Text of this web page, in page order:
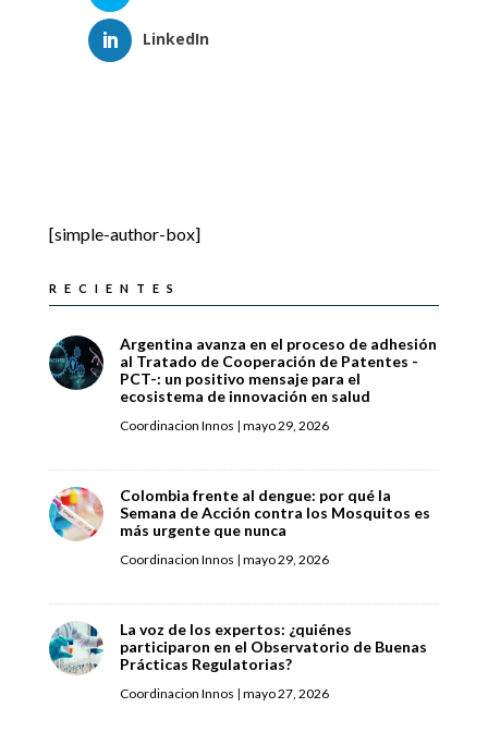
LinkedIn
[simple-author-box]
RECIENTES
Argentina avanza en el proceso de adhesión
al Tratado de Cooperación de Patentes -
PCT-: un positivo mensaje para el
ecosistema de innovación en salud
Coordinacion Innos | mayo 29, 2026
Colombia frente al dengue: por qué la
Semana de Acción contra los Mosquitos es
más urgente que nunca
Coordinacion Innos | mayo 29, 2026
La voz de los expertos: ¿quiénes
participaron en el Observatorio de Buenas
Prácticas Regulatorias?
Coordinacion Innos | mayo 27, 2026